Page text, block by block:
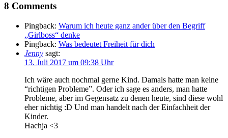
8 Comments
Pingback: Warum ich heute ganz ander über den Begriff
„Girlboss“ denke
Pingback: Was bedeutet Freiheit für dich
Jenny sagt:
13. Juli 2017 um 09:38 Uhr
Ich wäre auch nochmal gerne Kind. Damals hatte man keine
“richtigen Probleme”. Oder ich sage es anders, man hatte
Probleme, aber im Gegensatz zu denen heute, sind diese wohl
eher nichtig :D Und man handelt nach der Einfachheit der
Kinder.
Hachja <3